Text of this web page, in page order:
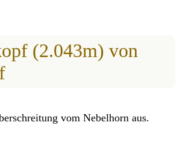
(2.043m) von
vom Nebelhorn aus.